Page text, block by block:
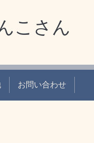
こさん
お問い合わせ